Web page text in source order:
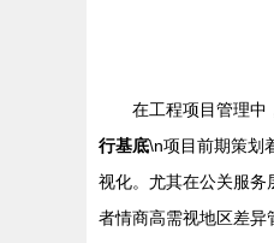
在工程项目管理中
行基底\n项目前期策划
视化。尤其在公关服务
者情商高需视地区差异